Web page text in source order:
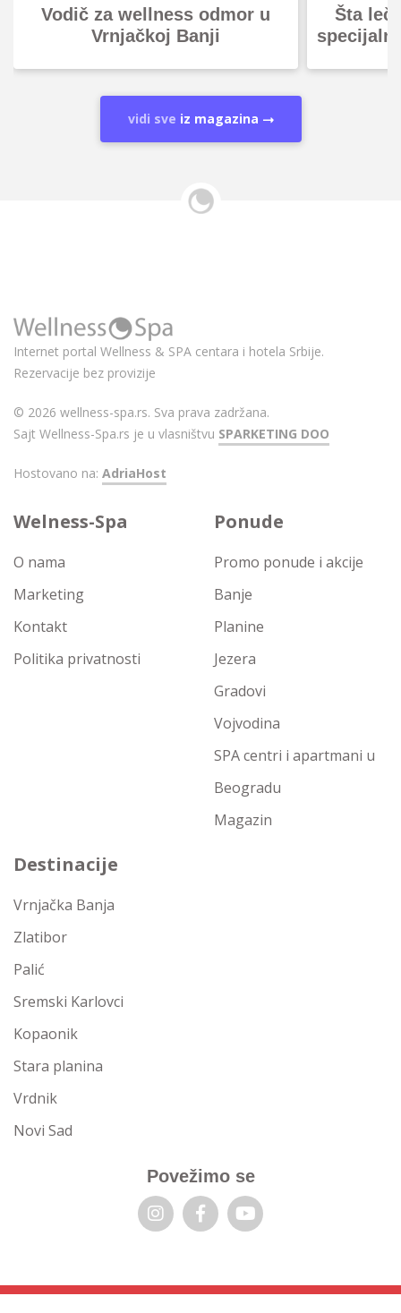
Vodič za wellness odmor u
Vrnjačkoj Banji
Šta
vidi sve iz magazina
Internet portal Wellness & SPA centara i hotela Srbije.
Rezervacije bez provizije
© 2026 wellness-spa.rs. Sva prava zadržana.
Sajt Wellness-Spa.rs je u vlasništvu SPARKETING DOO
Hostovano na: AdriaHost
Welness-Spa
O nama
Marketing
Kontakt
Politika privatnosti
Ponude
Promo ponude i akcije
Banje
Planine
Jezera
Gradovi
Vojvodina
SPA centri i apartmani u
Beogradu
Magazin
Destinacije
Vrnjačka Banja
Zlatibor
Palić
Sremski Karlovci
Kopaonik
Stara planina
Vrdnik
Novi Sad
Povežimo se